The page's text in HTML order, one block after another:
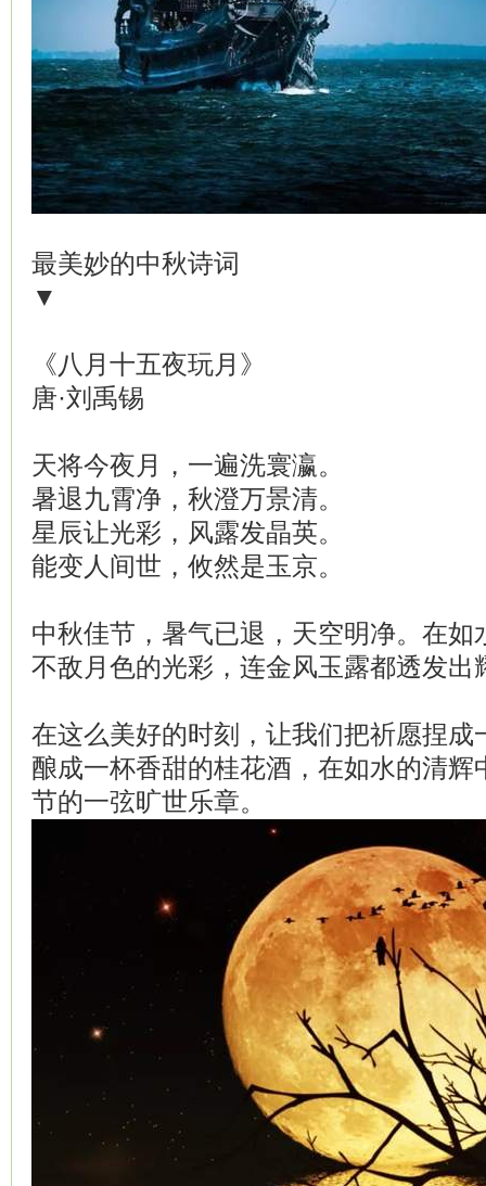
最美妙的中秋诗词
▼
《八月十五夜玩月》
唐·刘禹锡
天将今夜月，一遍洗寰瀛。
暑退九霄净，秋澄万景清。
星辰让光彩，风露发晶英。
能变人间世，攸然是玉京。
中秋佳节，暑气已退，天空明净。在
不敌月色的光彩，连金风玉露都透发出
在这么美好的时刻，让我们把祈愿捏成
酿成一杯香甜的桂花酒，在如水的清
节的一弦旷世乐章。